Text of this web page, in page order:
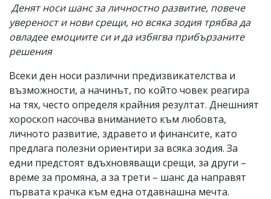
отговорност
за
тях!
Ако
откриете
за
коментар,
моля
сигнализирайте
Денят носи шанс за личностно развитие, повече
увереност и нови срещи, но всяка зодия трябва да
овладее емоциите си и да избягва прибързаните
решения
Всеки ден носи различни предизвикателства и
възможности, а начинът, по който човек реагира
на тях, често определя крайния резултат. Днешният
хороскоп насочва вниманието към любовта,
личното развитие, здравето и финансите, като
предлага полезни ориентири за всяка зодия. За
едни предстоят вдъхновяващи срещи, за други –
време за промяна, а за трети – шанс да направят
първата крачка към една отдавнашна мечта.